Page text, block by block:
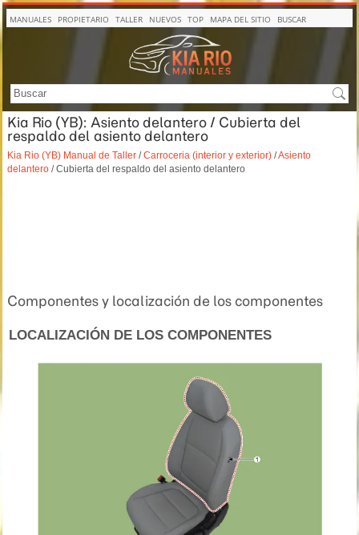
MANUALES PROPIETARIO TALLER NUEVOS TOP MAPA DEL SITIO BUSCAR
Kia Rio (YB): Asiento delantero / Cubierta del
respaldo del asiento delantero
Kia Rio (YB) Manual de Taller /Carroceria (interior y exterior) /Asiento
delantero / Cubierta del respaldo del asiento delantero
Componentes y localización de los componentes
LOCALIZACIÓN DE LOS COMPONENTES